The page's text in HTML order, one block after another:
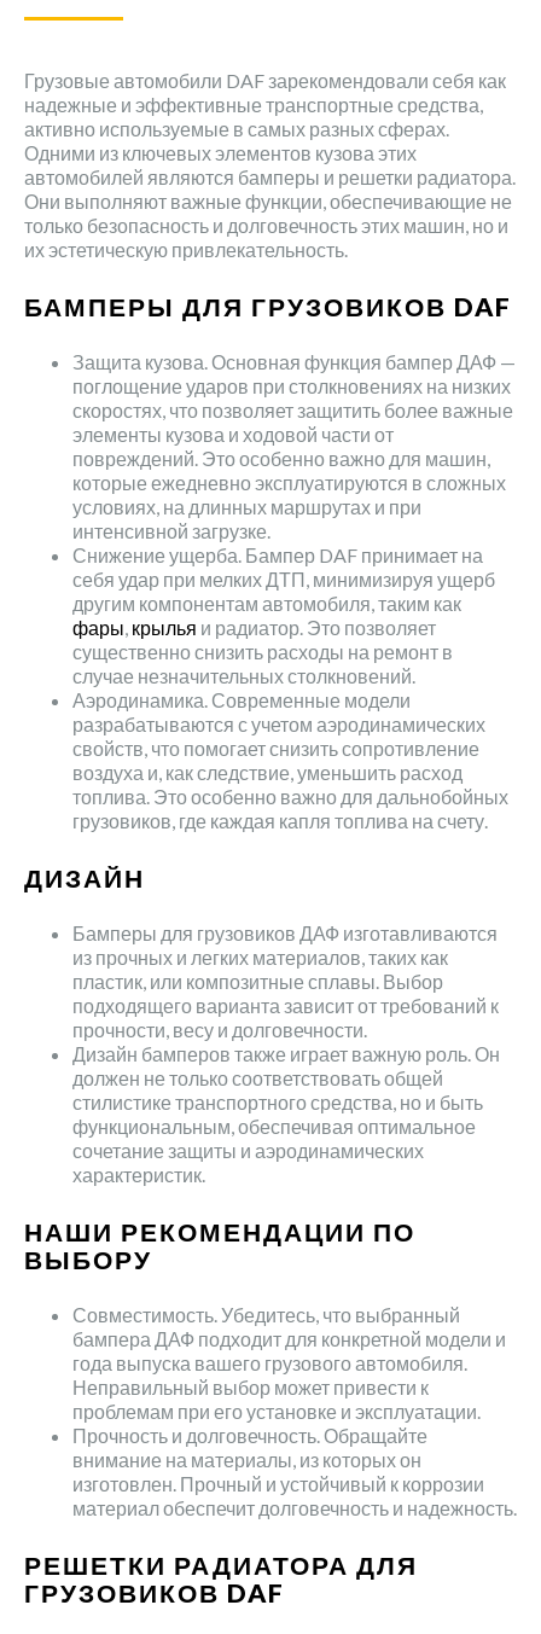
Грузовые автомобили DAF зарекомендовали себя как
надежные и эффективные транспортные средства,
активно используемые в самых разных сферах.
Одними из ключевых элементов кузова этих
автомобилей являются бамперы и решетки радиатора.
Они выполняют важные функции, обеспечивающие не
только безопасность и долговечность этих машин, но и
их эстетическую привлекательность.
БАМПЕРЫ ДЛЯ ГРУЗОВИКОВ DAF
Защита кузова. Основная функция бампер ДАФ —
поглощение ударов при столкновениях на низких
скоростях, что позволяет защитить более важные
элементы кузова и ходовой части от
повреждений. Это особенно важно для машин,
которые ежедневно эксплуатируются в сложных
условиях, на длинных маршрутах и при
интенсивной загрузке.
Снижение ущерба. Бампер DAF принимает на
себя удар при мелких ДТП, минимизируя ущерб
другим компонентам автомобиля, таким как
фары, крылья и радиатор. Это позволяет
существенно снизить расходы на ремонт в
случае незначительных столкновений.
Аэродинамика. Современные модели
разрабатываются с учетом аэродинамических
свойств, что помогает снизить сопротивление
воздуха и, как следствие, уменьшить расход
топлива. Это особенно важно для дальнобойных
грузовиков, где каждая капля топлива на счету.
ДИЗАЙН
Бамперы для грузовиков ДАФ изготавливаются
из прочных и легких материалов, таких как
пластик, или композитные сплавы. Выбор
подходящего варианта зависит от требований к
прочности, весу и долговечности.
Дизайн бамперов также играет важную роль. Он
должен не только соответствовать общей
стилистике транспортного средства, но и быть
функциональным, обеспечивая оптимальное
сочетание защиты и аэродинамических
характеристик.
НАШИ РЕКОМЕНДАЦИИ ПО
ВЫБОРУ
Совместимость. Убедитесь, что выбранный
бампера ДАФ подходит для конкретной модели и
года выпуска вашего грузового автомобиля.
Неправильный выбор может привести к
проблемам при его установке и эксплуатации.
Прочность и долговечность. Обращайте
внимание на материалы, из которых он
изготовлен. Прочный и устойчивый к коррозии
материал обеспечит долговечность и надежность.
РЕШЕТКИ РАДИАТОРА ДЛЯ
ГРУЗОВИКОВ DAF